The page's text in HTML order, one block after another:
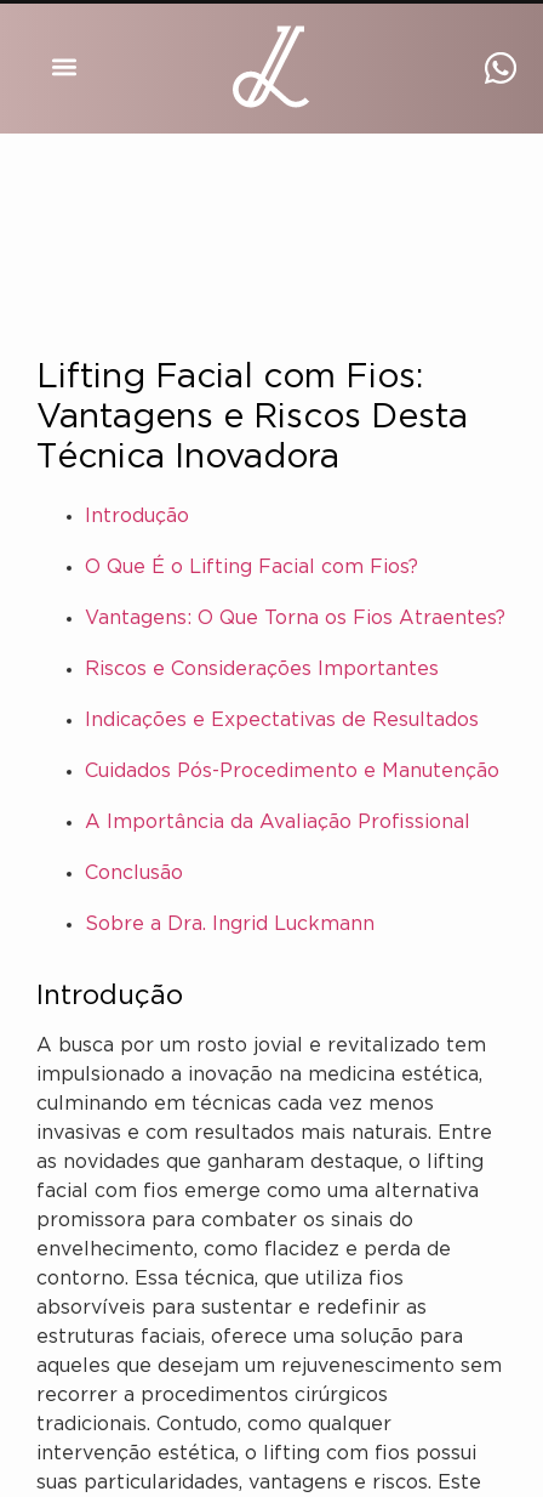
Lifting Facial com Fios:
Vantagens e Riscos Desta
Técnica Inovadora
Introdução
O Que É o Lifting Facial com Fios?
Vantagens: O Que Torna os Fios Atraentes?
Riscos e Considerações Importantes
Indicações e Expectativas de Resultados
Cuidados Pós-Procedimento e Manutenção
A Importância da Avaliação Profissional
Conclusão
Sobre a Dra. Ingrid Luckmann
Introdução
A busca por um rosto jovial e revitalizado tem
impulsionado a inovação na medicina estética,
culminando em técnicas cada vez menos
invasivas e com resultados mais naturais. Entre
as novidades que ganharam destaque, o lifting
facial com fios emerge como uma alternativa
promissora para combater os sinais do
envelhecimento, como flacidez e perda de
contorno. Essa técnica, que utiliza fios
absorvíveis para sustentar e redefinir as
estruturas faciais, oferece uma solução para
aqueles que desejam um rejuvenescimento sem
recorrer a procedimentos cirúrgicos
tradicionais. Contudo, como qualquer
intervenção estética, o lifting com fios possui
suas particularidades, vantagens e riscos. Este